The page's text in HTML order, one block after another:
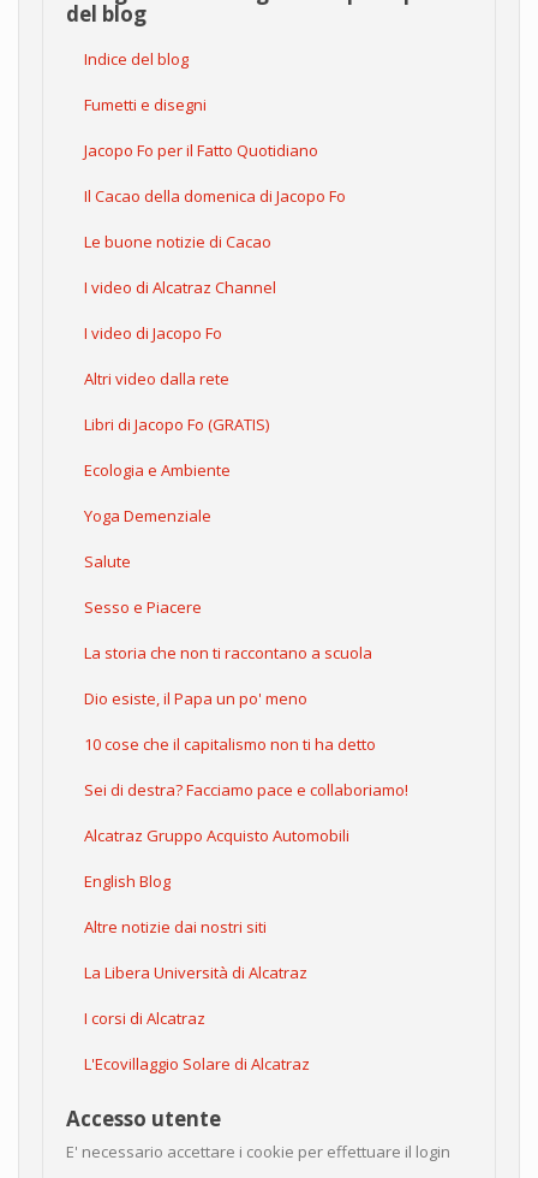
del blog
Indice del blog
Fumetti e disegni
Jacopo Fo per il Fatto Quotidiano
Il Cacao della domenica di Jacopo Fo
Le buone notizie di Cacao
I video di Alcatraz Channel
I video di Jacopo Fo
Altri video dalla rete
Libri di Jacopo Fo (GRATIS)
Ecologia e Ambiente
Yoga Demenziale
Salute
Sesso e Piacere
La storia che non ti raccontano a scuola
Dio esiste, il Papa un po' meno
10 cose che il capitalismo non ti ha detto
Sei di destra? Facciamo pace e collaboriamo!
Alcatraz Gruppo Acquisto Automobili
English Blog
Altre notizie dai nostri siti
La Libera Università di Alcatraz
I corsi di Alcatraz
L'Ecovillaggio Solare di Alcatraz
Accesso utente
E' necessario accettare i cookie per effettuare il login